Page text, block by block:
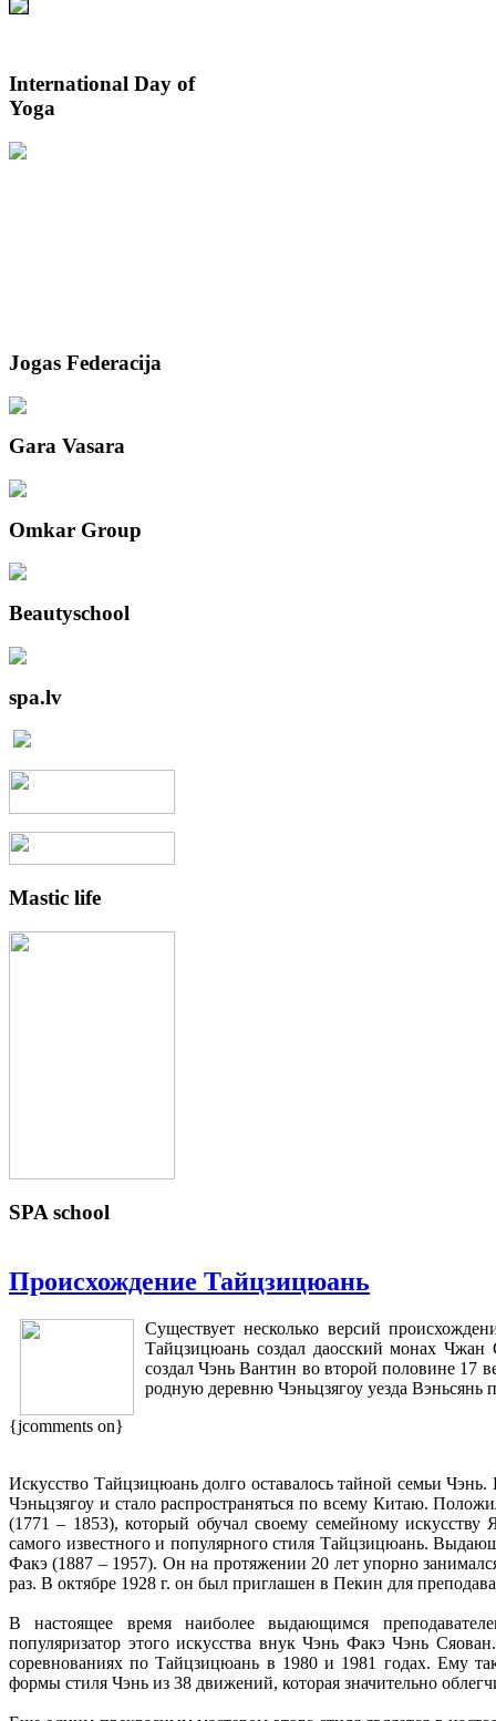
International Day of
Yoga
Jogas Federacija
Gara Vasara
Omkar Group
Beautyschool
spa.lv
Mastic life
SPA school
Происхождение Тайцзицюань
Существует несколько версий
Тайцзицюань создал даосский монах
создал Чэнь Вантин во второй половине 17
родную деревню Чэньцзягоу уезда Вэньсянь
{jcomments on}
Искусство Тайцзицюань долго оставалось тайной семьи
Чэньцзягоу и стало распространяться по всему Китаю.
(1771 – 1853), который обучал своему семейному искусству
самого известного и популярного стиля Тайцзицюань.
Факэ (1887 – 1957). Он на протяжении 20 лет упорно
раз. В октябре 1928 г. он был приглашен в Пекин для
В настоящее время наиболее выдающимся
популяризатор этого искусства внук Чэнь Факэ Чэнь
соревнованиях по Тайцзицюань в 1980 и 1981 годах. Ему
формы стиля Чэнь из 38 движений, которая значительно